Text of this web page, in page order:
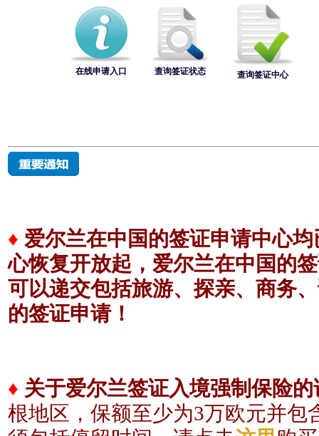
在线申请入口 查询签证状态 查询签证中心
♦ 爱尔兰在中国的签证申请中心
心恢复开放起，爱尔兰在中国的
可以递交包括旅游、探亲、商务
的签证申请！
♦ 关于爱尔兰签证入境强制保险的
根地区，保额至少为3万欧元并包